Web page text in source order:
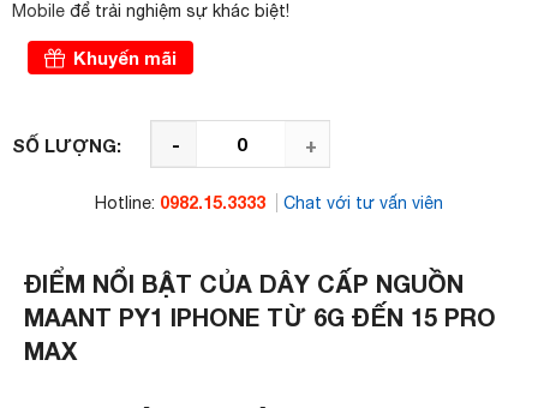
Mobile để trải nghiệm sự khác biệt!
Khuyến mãi
SỐ LƯỢNG: - +
Hotline: 0982.15.3333 Chat với tư vấn viên
ĐIỂM NỔI BẬT CỦA DÂY CẤP NGUỒN
MAANT PY1 IPHONE TỪ 6G ĐẾN 15 PRO
MAX